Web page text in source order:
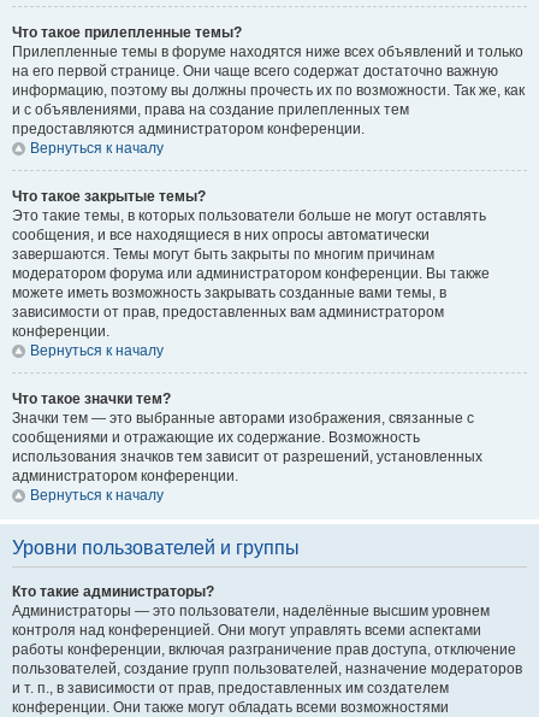
Что такое прилепленные темы?
Прилепленные темы в форуме находятся ниже всех объявлений и только
на его первой странице. Они чаще всего содержат достаточно важную
информацию, поэтому вы должны прочесть их по возможности. Так же, как
и с объявлениями, права на создание прилепленных тем
предоставляются администратором конференции.
Вернуться к началу
Что такое закрытые темы?
Это такие темы, в которых пользователи больше не могут оставлять
сообщения, и все находящиеся в них опросы автоматически
завершаются. Темы могут быть закрыты по многим причинам
модератором форума или администратором конференции. Вы также
можете иметь возможность закрывать созданные вами темы, в
зависимости от прав, предоставленных вам администратором
конференции.
Вернуться к началу
Что такое значки тем?
Значки тем — это выбранные авторами изображения, связанные с
сообщениями и отражающие их содержание. Возможность
использования значков тем зависит от разрешений, установленных
администратором конференции.
Вернуться к началу
Уровни пользователей и группы
Кто такие администраторы?
Администраторы — это пользователи, наделённые высшим уровнем
контроля над конференцией. Они могут управлять всеми аспектами
работы конференции, включая разграничение прав доступа, отключение
пользователей, создание групп пользователей, назначение модераторов
и т. п., в зависимости от прав, предоставленных им создателем
конференции. Они также могут обладать всеми возможностями